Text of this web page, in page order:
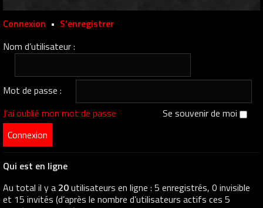
Connexion • S’enregistrer
Nom d’utilisateur :
Mot de passe :
J’ai oublié mon mot de passe
Se souvenir de moi
Qui est en ligne
Au total il y a 20utilisateurs en ligne : 5 enregistrés, 0 invisible
et 15 invités (d’après le nombre d’utilisateurs actifs ces 5